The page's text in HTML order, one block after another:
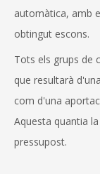
automàtica, amb
obtingut escons.
Tots els grups de
que resultarà
com d'una
Aquesta quantia
pressupost.